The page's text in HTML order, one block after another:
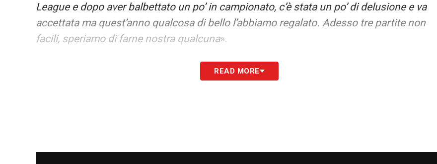
League e dopo aver balbettato un po’ in campionato, c’è stata un po’ di delusione e va
accettata ma quest’anno qualcosa di bello l’abbiamo regalato. Adesso tre partite non
facili, speriamo di farne nostra qualcuna».
Si è allenato non al massimo, col Cagliari ha preso una botta al
collo del piede. vediamo se a gara in corso ci può dare lo spunto che a lui e Berna e Orso
READ MORE